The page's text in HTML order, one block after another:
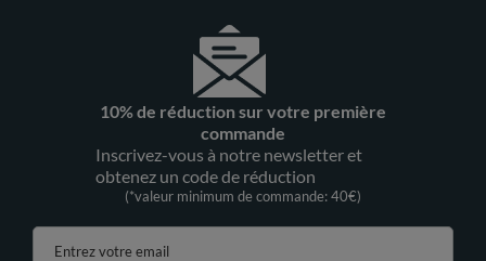
10% de réduction sur votre première
commande
Inscrivez-vous à notre newsletter et
obtenez un code de réduction
(*valeur minimum de commande: 40€)
Entrez votre email